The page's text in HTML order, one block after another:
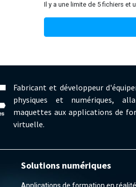
Il y a une limite de 5 fichiers et
Fabricant et développeur
physiques et numériques,
maquettes aux applications de
virtuelle.
Solutions numériques
Applications de formation en